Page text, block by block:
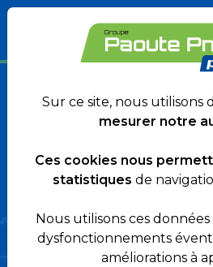
TOUTES NOS
PRENEZ RENDEZ-
CHEZ
Sur ce site, nous utilisons
mesurer notre
Ces cookies nous
statistiques de
Nous utilisons ces
dysfonctionnements
améliorations à